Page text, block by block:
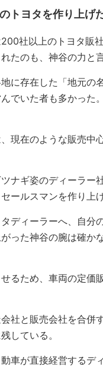
トヨタを作り上げ
社以上のトヨタ販
たのも、神谷の力と
に存在した「地元の
でいた者も多かった
現在のような販売中
ナギ姿のディーラー
ールスマンを作り上
ディーラーへ、自分
った神谷の腕は確か
るため、車両の定価
社と販売会社を合併
している。
車が直接経営するデ